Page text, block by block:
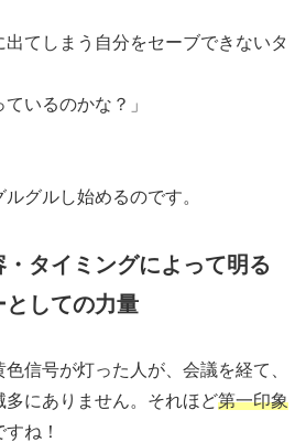
出てしまう自分をセーブできないタ
いるのかな？」
グルし始めるのです。
タイミングによって明る
としての力量
信号が灯った人が、会議を経て、
多にありません。それほど第一印象
ね！